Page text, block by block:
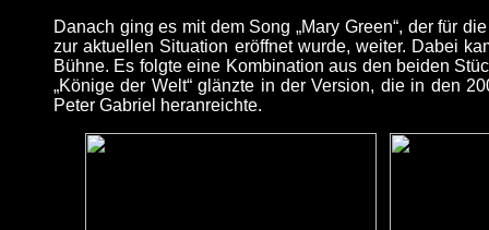
Danach ging es mit dem Song „Mary Green“, der für
zur aktuellen Situation eröffnet wurde, weiter. Dabei
Bühne. Es folgte eine Kombination aus den beiden
„Könige der Welt“ glänzte in der Version, die in den
Peter Gabriel heranreichte.